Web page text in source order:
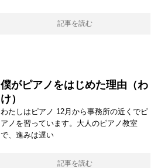
記事を読む
僕がピアノをはじめた理由（わ
け）
わたしはピアノ 12月から事務所の近くでピ
アノを習っています。大人のピアノ教室
で、進みは遅い
記事を読む